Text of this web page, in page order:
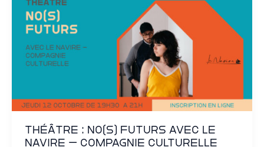
Théâtre : No(s) Futurs avec Le
Navire – Compagnie Culturelle